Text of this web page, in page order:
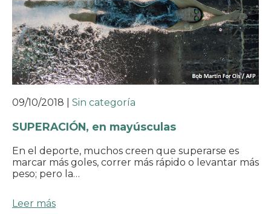
09/10/2018 Sin categoría
SUPERACIÓN, en mayúsculas
En el deporte, muchos creen que superarse es
marcar más goles, correr más rápido o levantar más
peso; pero la…
Leer más